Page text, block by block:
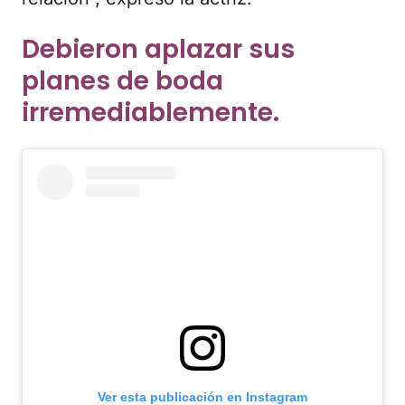
Debieron aplazar sus
planes de boda
irremediablemente.
Ver esta publicación en Instagram